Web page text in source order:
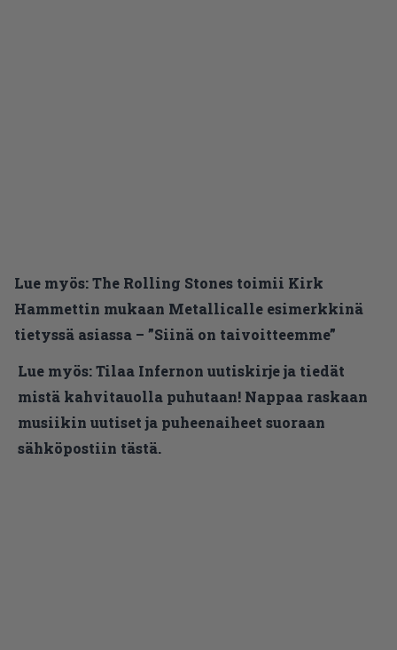
Lue myös:The Rolling Stones toimii Kirk
Hammettin mukaan Metallicalle esimerkkinä
tietyssä asiassa – ”Siinä on taivoitteemme”
Lue myös:Tilaa Infernon uutiskirje ja tiedät
mistä kahvitauolla puhutaan! Nappaa raskaan
musiikin uutiset ja puheenaiheet suoraan
sähköpostiin tästä.